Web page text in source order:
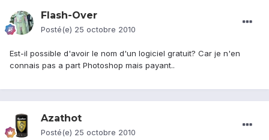
Flash-Over
Posté(e) 25 octobre 2010
Est-il possible d'avoir le nom d'un logiciel gratuit? Car je n'en
connais pas a part Photoshop mais payant..
Azathot
Posté(e) 25 octobre 2010